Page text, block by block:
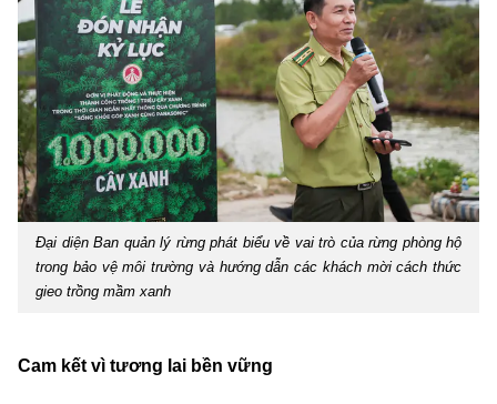
Đại diện Ban quản lý rừng phát biểu về vai trò của rừng phòng hộ
trong bảo vệ môi trường và hướng dẫn các khách mời cách thức
gieo trồng mầm xanh
Cam kết vì tương lai bền vững